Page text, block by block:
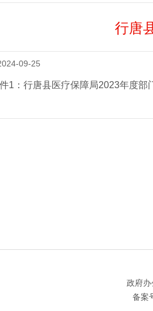
行唐
09-25
1：行唐县医疗保障局2023年度部